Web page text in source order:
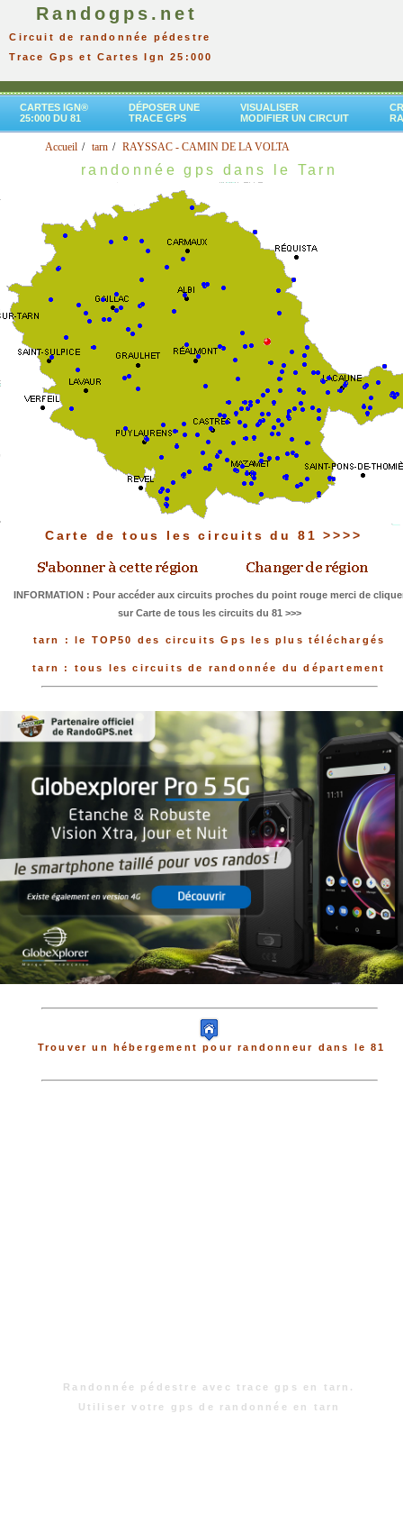
Randogps.net
Circuit de randonnée pédestre
Trace Gps et Cartes Ign 25:000
CARTES IGN®
25:000 DU 81
DÉPOSER UNE
TRACE GPS
VISUALISER
MODIFIER UN CIRCUIT
Accueil tarn RAYSSAC - CAMIN DE LA VOLTA
randonnée gps dans le Tarn
Carte de tous les circuits du 81 >>>>
INFORMATION : Pour accéder aux circuits proches du point rouge merci de
sur Carte de tous les circuits du 81 >>>
tarn : le TOP50 des circuits Gps les plus téléchargés
tarn : tous les circuits de randonnée du département
Trouver un hébergement pour randonneur dans le 81
Randonnée pédestre avec trace gps en tarn.
Utiliser votre gps de randonnée en tarn